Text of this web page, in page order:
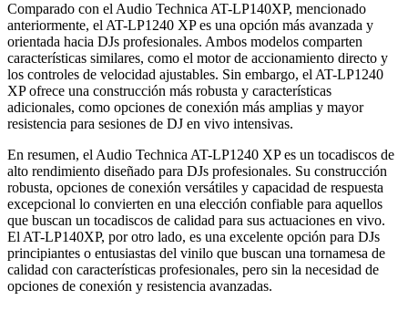
Comparado con el Audio Technica AT-LP140XP, mencionado
anteriormente, el AT-LP1240 XP es una opción más avanzada y
orientada hacia DJs profesionales. Ambos modelos comparten
características similares, como el motor de accionamiento directo y
los controles de velocidad ajustables. Sin embargo, el AT-LP1240
XP ofrece una construcción más robusta y características
adicionales, como opciones de conexión más amplias y mayor
resistencia para sesiones de DJ en vivo intensivas.
En resumen, el Audio Technica AT-LP1240 XP es un tocadiscos de
alto rendimiento diseñado para DJs profesionales. Su construcción
robusta, opciones de conexión versátiles y capacidad de respuesta
excepcional lo convierten en una elección confiable para aquellos
que buscan un tocadiscos de calidad para sus actuaciones en vivo.
El AT-LP140XP, por otro lado, es una excelente opción para DJs
principiantes o entusiastas del vinilo que buscan una tornamesa de
calidad con características profesionales, pero sin la necesidad de
opciones de conexión y resistencia avanzadas.